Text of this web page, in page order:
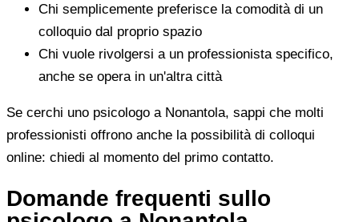
Chi semplicemente preferisce la comodità di un
colloquio dal proprio spazio
Chi vuole rivolgersi a un professionista specifico,
anche se opera in un'altra città
Se cerchi uno psicologo a Nonantola, sappi che molti
professionisti offrono anche la possibilità di colloqui
online: chiedi al momento del primo contatto.
Domande frequenti sullo